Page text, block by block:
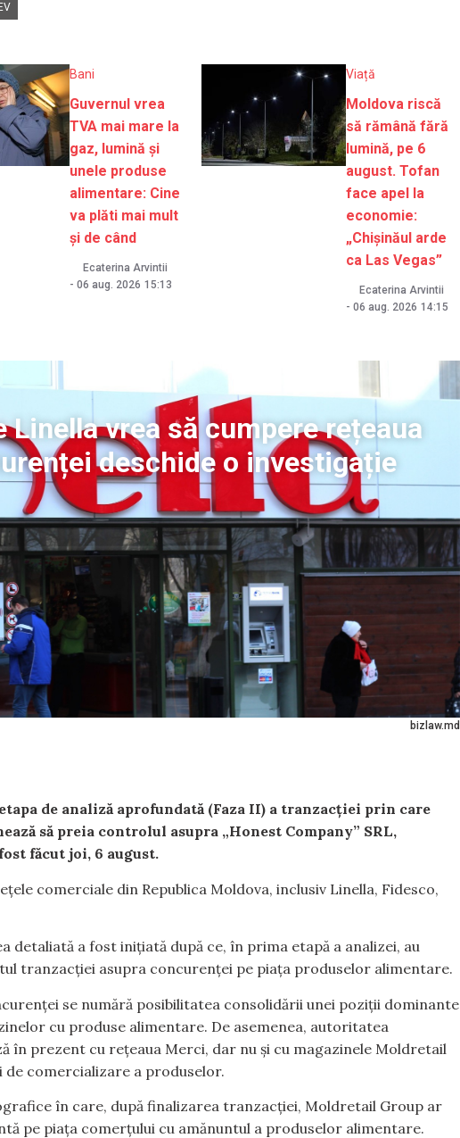
Bani
Guvernul vrea
TVA mai mare la
gaz, lumină și
unele produse
alimentare: Cine
va plăti mai mult
și de când
Ecaterina Arvintii
- 06 aug. 2026 15:13
Viață
Moldova riscă
să rămână fără
lumină, pe 6
august. Tofan
face apel la
economie:
„Chișinăul arde
ca Las Vegas”
Ecaterina Arvintii
- 06 aug. 2026 14:15
bizlaw.md
Linella vrea să cumpere rețeaua
deschide o investigație
de analiză aprofundată (Faza II) a tranzacției prin care
să preia controlul asupra „Honest Company” SRL,
făcut joi, 6 august.
comerciale din Republica Moldova, inclusiv Linella, Fidesco,
a fost inițiată după ce, în prima etapă a analizei, au
tranzacției asupra concurenței pe piața produselor alimentare.
se numără posibilitatea consolidării unei poziții dominante
cu produse alimentare. De asemenea, autoritatea
în prezent cu rețeaua Merci, dar nu și cu magazinele Moldretail
comercializare a produselor.
în care, după finalizarea tranzacției, Moldretail Group ar
pe piața comerțului cu amănuntul a produselor alimentare.